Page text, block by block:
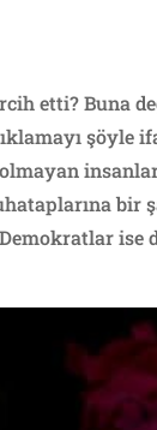
etti? Buna
şöyle
bir
ise